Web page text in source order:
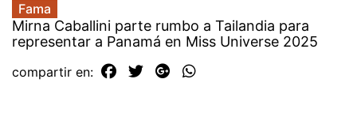
Fama
Mirna Caballini parte rumbo a Tailandia para
representar a Panamá en Miss Universe 2025
compartir en: